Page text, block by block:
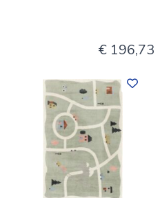
€ 196,73